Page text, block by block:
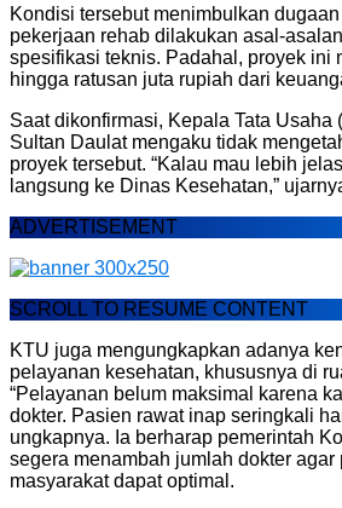
Kondisi tersebut menimbulkan
pekerjaan rehab dilakukan asal-
spesifikasi teknis. Padahal, proyek ini
hingga ratusan juta rupiah dari
Saat dikonfirmasi, Kepala Tata Usaha
Sultan Daulat mengaku tidak
proyek tersebut. “Kalau mau lebih
langsung ke Dinas Kesehatan,”
ADVERTISEMENT
SCROLL TO RESUME CONTENT
KTU juga mengungkapkan adanya
pelayanan kesehatan, khususnya di
“Pelayanan belum maksimal karena
dokter. Pasien rawat inap seringkali
ungkapnya. Ia berharap pemerintah
segera menambah jumlah dokter
masyarakat dapat optimal.